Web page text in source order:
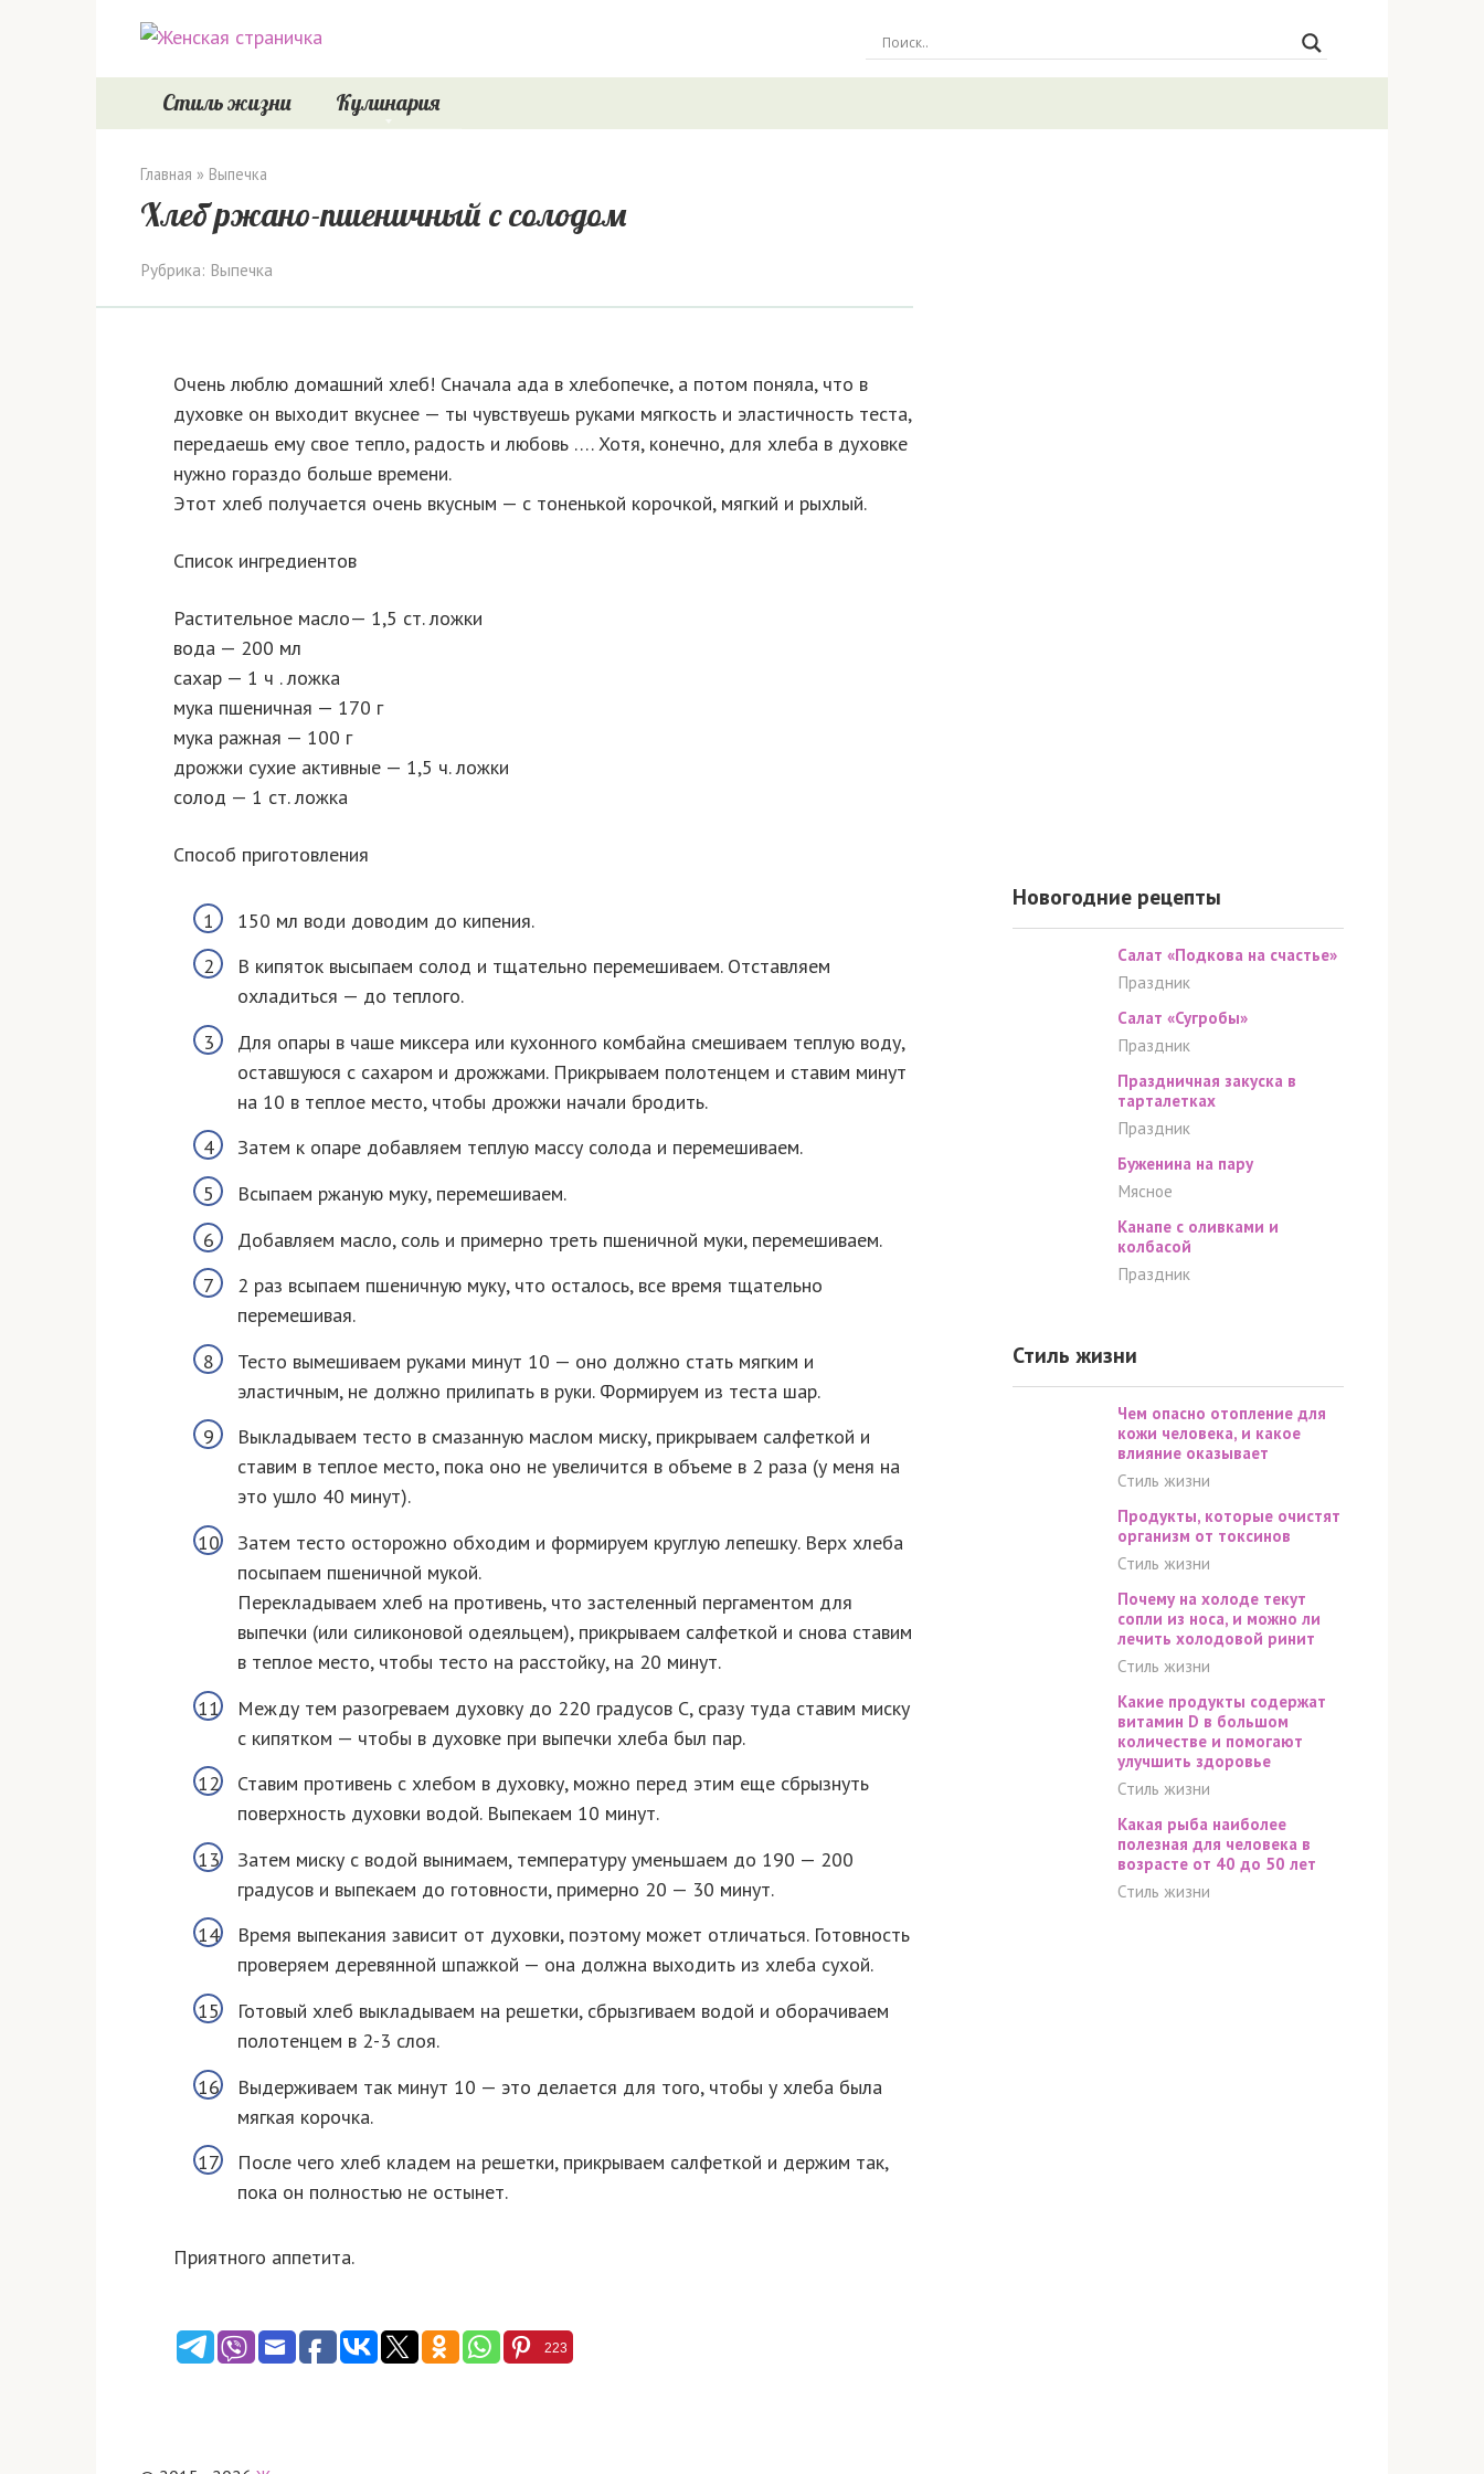
Стиль жизни Кулинария
Главная » Выпечка
Хлеб ржано-пшеничный с солодом
Рубрика: Выпечка
Очень люблю домашний хлеб! Сначала ада в хлебопечке, а потом поняла, что в
духовке он выходит вкуснее — ты чувствуешь руками мягкость и эластичность теста,
передаешь ему свое тепло, радость и любовь …. Хотя, конечно, для хлеба в духовке
нужно гораздо больше времени.
Этот хлеб получается очень вкусным — с тоненькой корочкой, мягкий и рыхлый.
Список ингредиентов
Растительное масло— 1,5 ст. ложки
вода — 200 мл
сахар — 1 ч . ложка
мука пшеничная — 170 г
мука ражная — 100 г
дрожжи сухие активные — 1,5 ч. ложки
солод — 1 ст. ложка
Способ приготовления
150 мл води доводим до кипения.
В кипяток высыпаем солод и тщательно перемешиваем. Отставляем
охладиться — до теплого.
Для опары в чаше миксера или кухонного комбайна смешиваем теплую воду,
оставшуюся с сахаром и дрожжами. Прикрываем полотенцем и ставим минут
на 10 в теплое место, чтобы дрожжи начали бродить.
Затем к опаре добавляем теплую массу солода и перемешиваем.
Всыпаем ржаную муку, перемешиваем.
Добавляем масло, соль и примерно треть пшеничной муки, перемешиваем.
2 раз всыпаем пшеничную муку, что осталось, все время тщательно
перемешивая.
Тесто вымешиваем руками минут 10 — оно должно стать мягким и
эластичным, не должно прилипать в руки. Формируем из теста шар.
Выкладываем тесто в смазанную маслом миску, прикрываем салфеткой и
ставим в теплое место, пока оно не увеличится в объеме в 2 раза (у меня на
это ушло 40 минут).
Затем тесто осторожно обходим и формируем круглую лепешку. Верх хлеба
посыпаем пшеничной мукой.
Перекладываем хлеб на противень, что застеленный пергаментом для
выпечки (или силиконовой одеяльцем), прикрываем салфеткой и снова ставим
в теплое место, чтобы тесто на расстойку, на 20 минут.
Между тем разогреваем духовку до 220 градусов С, сразу туда ставим миску
с кипятком — чтобы в духовке при выпечки хлеба был пар.
Ставим противень с хлебом в духовку, можно перед этим еще сбрызнуть
поверхность духовки водой. Выпекаем 10 минут.
Затем миску с водой вынимаем, температуру уменьшаем до 190 — 200
градусов и выпекаем до готовности, примерно 20 — 30 минут.
Время выпекания зависит от духовки, поэтому может отличаться. Готовность
проверяем деревянной шпажкой — она ​​должна выходить из хлеба сухой.
Готовый хлеб выкладываем на решетки, сбрызгиваем водой и оборачиваем
полотенцем в 2-3 слоя.
Выдерживаем так минут 10 — это делается для того, чтобы у хлеба была
мягкая корочка.
После чего хлеб кладем на решетки, прикрываем салфеткой и держим так,
пока он полностью не остынет.
Приятного аппетита.
223
Новогодние рецепты
Салат «Подкова на счастье»
Праздник
Салат «Сугробы»
Праздник
Праздничная закуска в
тарталетках
Праздник
Буженина на пару
Мясное
Канапе с оливками и
колбасой
Праздник
Стиль жизни
Чем опасно отопление для
кожи человека, и какое
влияние оказывает
Стиль жизни
Продукты, которые очистят
организм от токсинов
Стиль жизни
Почему на холоде текут
сопли из носа, и можно ли
лечить холодовой ринит
Стиль жизни
Какие продукты содержат
витамин D в большом
количестве и помогают
улучшить здоровье
Стиль жизни
Какая рыба наиболее
полезная для человека в
возрасте от 40 до 50 лет
Стиль жизни